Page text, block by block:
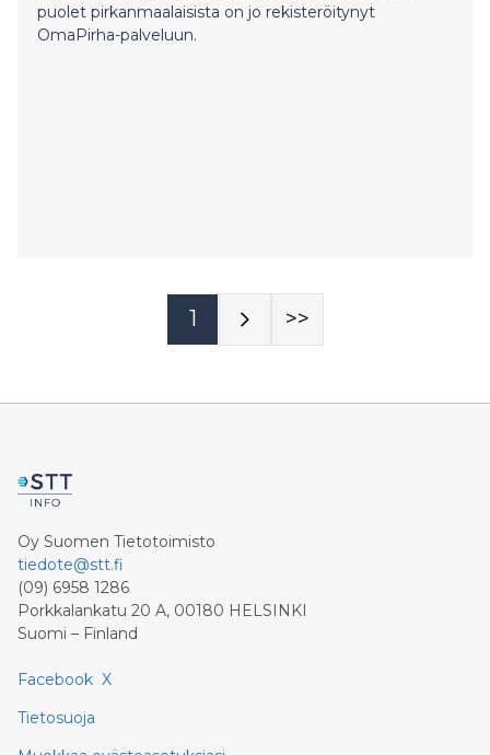
puolet pirkanmaalaisista on jo rekisteröitynyt
OmaPirha-palveluun.
1 >>
Oy Suomen Tietotoimisto
tiedote@stt.fi
(09) 6958 1286
Porkkalankatu 20 A, 00180 HELSINKI
Suomi – Finland
Facebook X
Tietosuoja